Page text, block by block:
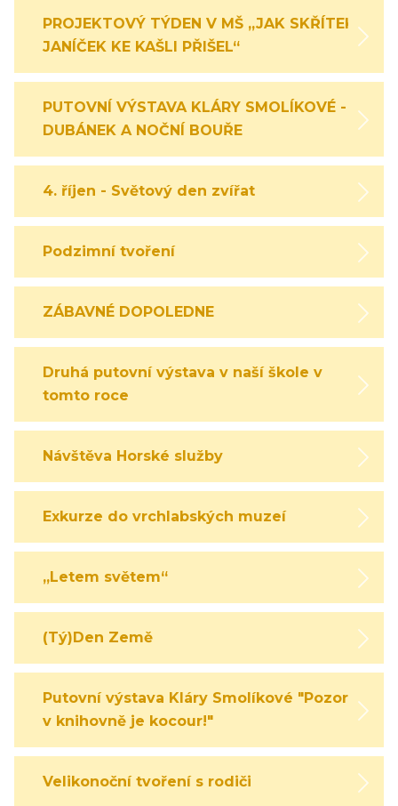
PROJEKTOVÝ TÝDEN V MŠ „JAK SKŘÍTEK
JANÍČEK KE KAŠLI PŘIŠEL“
PUTOVNÍ VÝSTAVA KLÁRY SMOLÍKOVÉ -
DUBÁNEK A NOČNÍ BOUŘE
4. říjen - Světový den zvířat
Podzimní tvoření
ZÁBAVNÉ DOPOLEDNE
Druhá putovní výstava v naší škole v
tomto roce
Návštěva Horské služby
Exkurze do vrchlabských muzeí
„Letem světem“
(Tý)Den Země
Putovní výstava Kláry Smolíkové "Pozor,
v knihovně je kocour!"
Velikonoční tvoření s rodiči